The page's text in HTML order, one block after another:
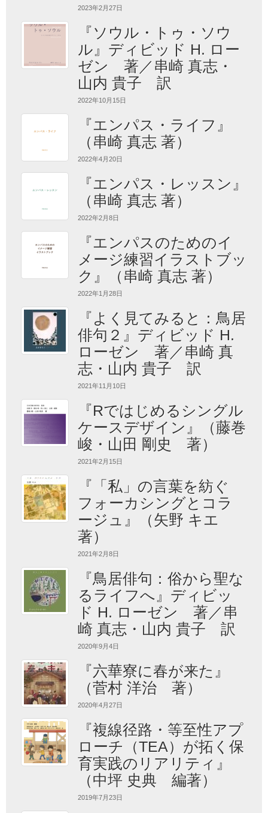
2023年2月27日
『ソウル・トゥ・ソウ
ル』ディビッド H. ロー
ゼン 著／串崎 真志・
山内 貴子 訳
2022年10月15日
『エンパス・ライフ』
（串崎 真志 著）
2022年4月20日
『エンパス・レッスン』
（串崎 真志 著）
2022年2月8日
『エンパスのためのイ
メージ練習イラストブッ
ク』（串崎 真志 著）
2022年1月28日
『よく見てみると：鳥居
俳句２』ディビッド H.
ローゼン 著／串崎 真
志・山内 貴子 訳
2021年11月10日
『Rではじめるシングル
ケースデザイン』（藤巻
峻・山田 剛史 著）
2021年2月15日
『「私」の言葉を紡ぐ
フォーカシングとコラ
ージュ』（矢野 キエ
著）
2021年2月8日
『鳥居俳句：俗から聖な
るライフへ』ディビッ
ド H. ローゼン 著／串
崎 真志・山内 貴子 訳
2020年9月4日
『六華寮に春が来た』
（菅村 洋治 著）
2020年4月27日
『複線径路・等至性アプ
ローチ（TEA）が拓く保
育実践のリアリティ』
（中坪 史典 編著）
2019年7月23日